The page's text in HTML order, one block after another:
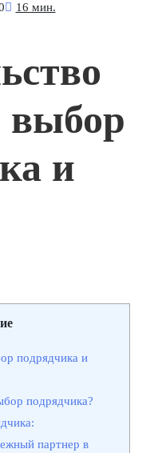
16 мин.
выбор
и
подрядчика и
подрядчика?
партнер в